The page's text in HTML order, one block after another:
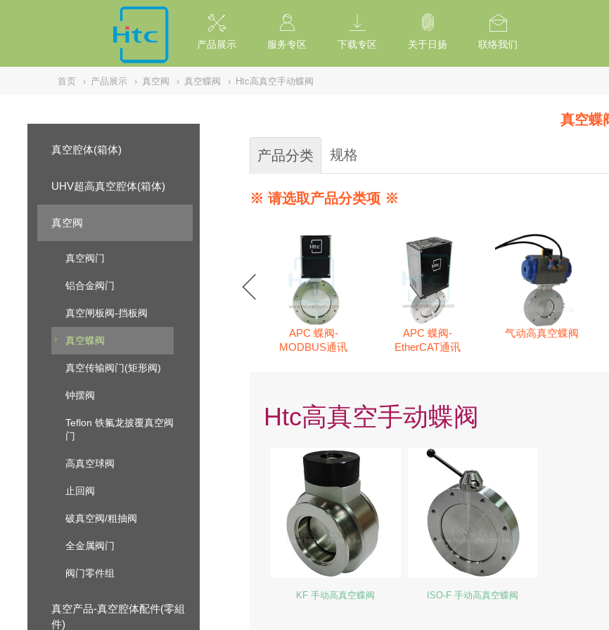
// replaced by scott on 2026/7/20 reason: high risk: Unsafe Implementation Of Subresource Integrity /*
产品展示 服务专区 下载专区 关于日扬 联络我们
首页 › 产品展示 › 真空阀 › 真空蝶阀 › Htc高真空手动蝶阀
真空腔体(箱体)
UHV超高真空腔体(箱体)
真空阀
真空阀门
铝合金阀门
真空闸板阀-挡板阀
真空蝶阀
真空传输阀门(矩形阀)
钟摆阀
Teflon 铁氟龙披覆真空阀
门
高真空球阀
止回阀
破真空阀/粗抽阀
全金属阀门
阀门零件组
真空产品-真空腔体配件(零組
件)
真空蝶
产品分类 规格
※ 请选取产品分类项 ※
APC 蝶阀-
MODBUS通讯
APC 蝶阀-
EtherCAT通讯
气动高真空蝶阀
Htc高真空手动蝶阀
KF 手动高真空蝶阀 ISO-F 手动高真空蝶阀